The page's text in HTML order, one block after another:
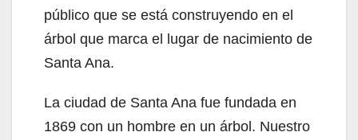
público que se está construyendo en el
árbol que marca el lugar de nacimiento de
Santa Ana.
La ciudad de Santa Ana fue fundada en
1869 con un hombre en un árbol. Nuestro